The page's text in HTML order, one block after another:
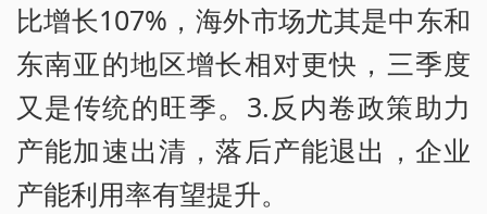
比增长107%，海外市场尤其是中东和
东南亚的地区增长相对更快，三季度
又是传统的旺季。3.反内卷政策助力
产能加速出清，落后产能退出，企业
产能利用率有望提升。